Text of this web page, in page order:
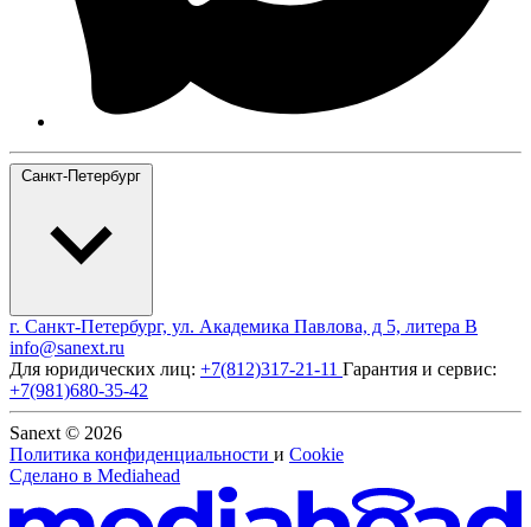
Санкт-Петербург
г. Санкт-Петербург, ул. Академика Павлова, д 5, литера В
info@sanext.ru
Для юридических лиц: +7(812)317-21-11 Гарантия и сервис:
+7(981)680-35-42
Sanext © 2026
Политика конфиденциальности и Cookie
Сделано в Mediahead